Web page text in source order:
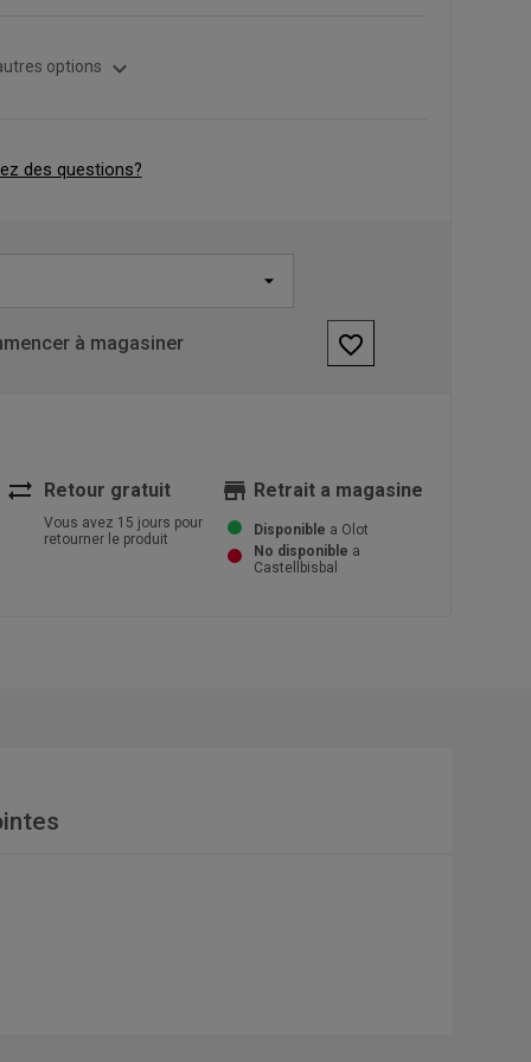
options expand_more
des questions?
à magasiner favorite_border
sync_alt Retour gratuit
Vous avez 15 jours pour
retourner le produit
store Retrait a magasine
Disponible a Olot
No disponible a
Castellbisbal